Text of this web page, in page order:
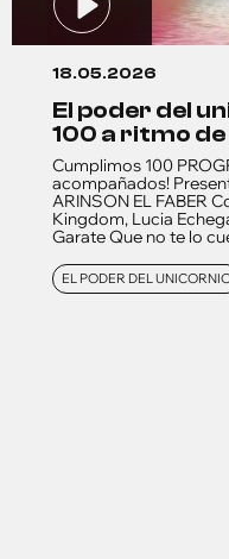
18.05.2026
el poder del unicornio 18/05/2026:
100 a ritmo
Cumplimos 100
acompañados!
ARINSON EL FABER
Kingdom, Lucia
Garate Que no te lo
EL PODER DEL